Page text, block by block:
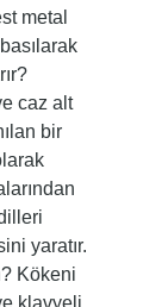
metal
caz alt
bir
yaratır.
Kökeni
klavyeli